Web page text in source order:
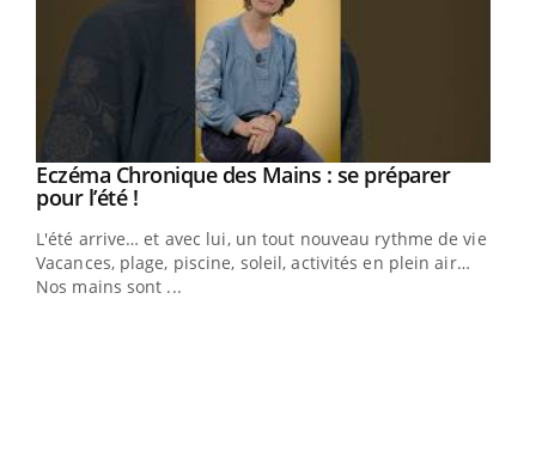
Youtube
Eczéma Chronique des Mains : se préparer
pour l’été !Youtube
L'été arrive… et avec lui, un tout nouveau rythme de vie !
Vacances, plage, piscine, soleil, activités en plein air…
Nos mains sont ...